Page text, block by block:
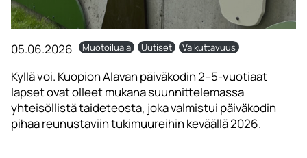
05.06.2026 Muotoiluala Uutiset Vaikuttavuus
Kyllä voi. Kuopion Alavan päiväkodin 2–5-vuotiaat
lapset ovat olleet mukana suunnittelemassa
yhteisöllistä taideteosta, joka valmistui päiväkodin
pihaa reunustaviin tukimuureihin keväällä 2026.